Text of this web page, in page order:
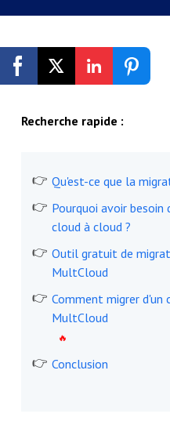
Inscription gratuite
Recherche rapide :
Qu'est-ce que la
Pourquoi avoir
cloud à cloud ?
Outil gratuit de
MultCloud
Comment migrer d'un
MultCloud
Conclusion